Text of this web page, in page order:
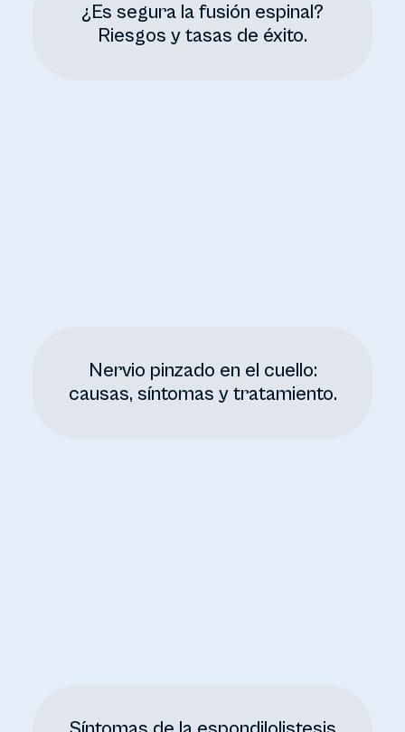
¿Es segura la fusión espinal?
Riesgos y tasas de éxito.
Nervio pinzado en el cuello:
causas, síntomas y tratamiento.